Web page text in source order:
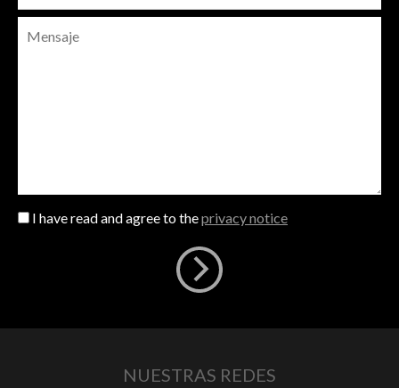
I have read and agree to theprivacy notice
NUESTRAS REDES